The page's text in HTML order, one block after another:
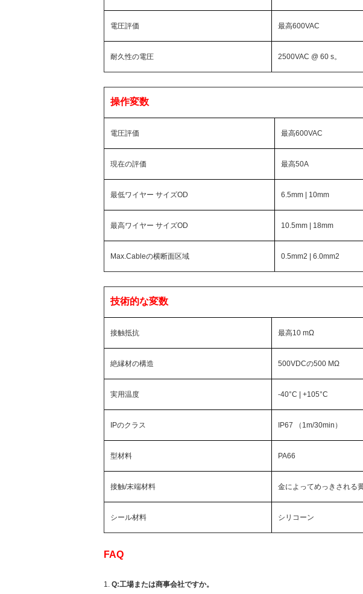
電圧評価 最高600VAC
耐久性の電圧 2500VAC @ 60 s。
操作変数
電圧評価 最高600VAC
現在の評価 最高50A
最低ワイヤー サイズOD 6.5mm | 10mm
最高ワイヤー サイズOD 10.5mm | 18mm
Max.Cableの横断面区域 0.5mm2 | 6.0mm2
技術的な変数
接触抵抗 最高10 mΩ
絶縁材の構造 500VDCの500 MΩ
実用温度 -40°C | +105°C
IPのクラス IP67 （1m/30min）
型材料 PA66
接触/末端材料 金によってめっきされる
シール材料 シリコーン
FAQ
1. Q:工場または商事会社ですか。